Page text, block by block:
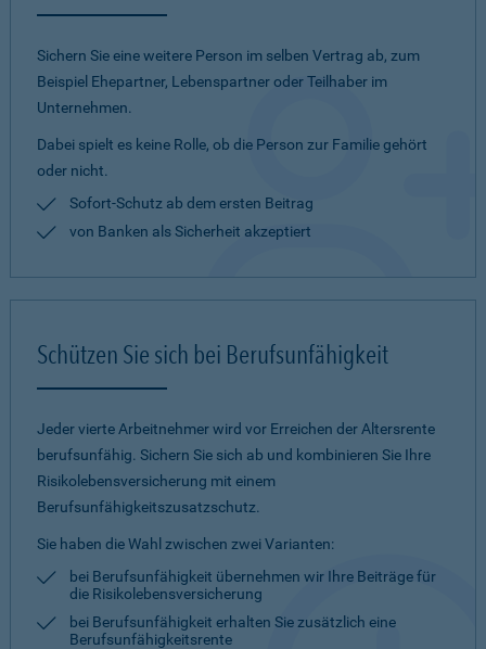
Sichern Sie eine weitere Person im selben Vertrag ab, zum
Beispiel Ehepartner, Lebenspartner oder Teilhaber im
Unternehmen.
Dabei spielt es keine Rolle, ob die Person zur Familie gehört
oder nicht.
Sofort-Schutz ab dem ersten Beitrag
von Banken als Sicherheit akzeptiert
Schützen Sie sich bei Berufsunfähigkeit
Jeder vierte Arbeitnehmer wird vor Erreichen der Altersrente
berufsunfähig. Sichern Sie sich ab und kombinieren Sie Ihre
Risikolebensversicherung mit einem
Berufsunfähigkeitszusatzschutz.
Sie haben die Wahl zwischen zwei Varianten:
bei Berufsunfähigkeit übernehmen wir Ihre Beiträge für
die Risikolebensversicherung
bei Berufsunfähigkeit erhalten Sie zusätzlich eine
Berufsunfähigkeitsrente